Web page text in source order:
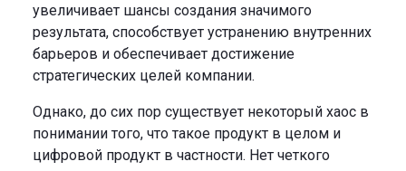
увеличивает шансы создания значимого
результата, способствует устранению внутренних
барьеров и обеспечивает достижение
стратегических целей компании.
Однако, до сих пор существует некоторый хаос в
понимании того, что такое продукт в целом и
цифровой продукт в частности. Нет четкого